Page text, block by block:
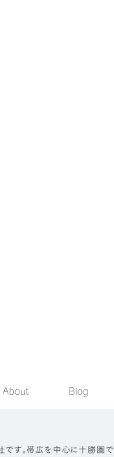
About Blog
です。帯広を中心に十勝圏で